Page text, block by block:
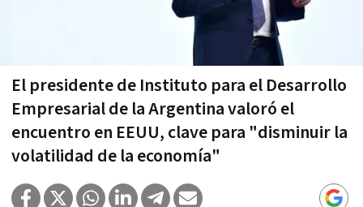
El presidente de Instituto para el Desarrollo
Empresarial de la Argentina valoró el
encuentro en EEUU, clave para "disminuir la
volatilidad de la economía"